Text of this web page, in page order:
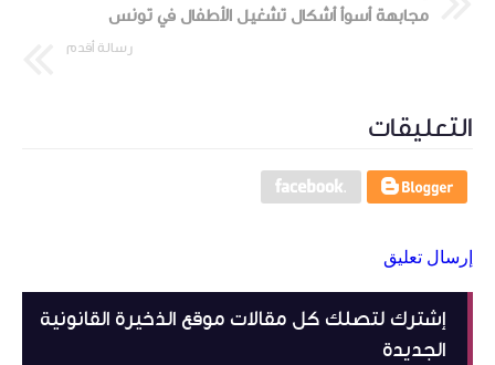
مجابهة أسوأ أشكال تشغيل الأطفال في تونس
رسالة أقدم
التعليقات
إرسال تعليق
إشترك لتصلك كل مقالات موقع الذخيرة القانونية
الجديدة